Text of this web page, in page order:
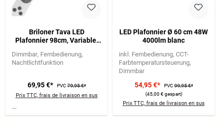
Briloner Tava LED
Plafonnier 98cm, Variable,
Dimmbar Fernbedienung
Nachtlichtfunktion
69,95 €* PVC79,95 €*
Prix TTC, frais de livraison en sus
LED Plafonnier Ø 60 cm 48W
4000lm blanc
inkl. Fernbedienung CCT-
Farbtemperatursteuerung
Dimmbar
54,95 €* PVC99,95 €*
(45,00 € gespart)
Prix TTC, frais de livraison en sus